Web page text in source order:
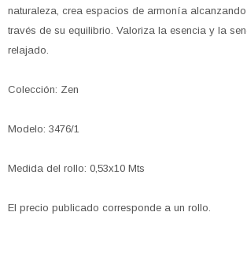
naturaleza, crea espacios de armonía
través de su equilibrio. Valoriza la esencia y la
relajado.
Colección: Zen
Modelo: 3476/1
Medida del rollo: 0,53x10 Mts
El precio publicado corresponde a un rollo.